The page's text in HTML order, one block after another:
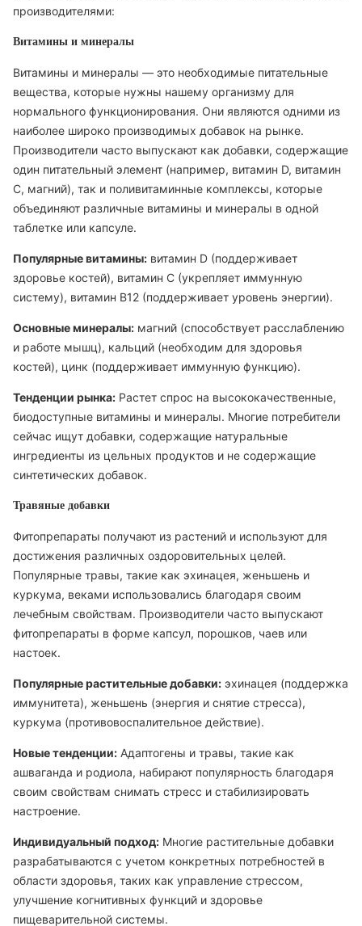
производителями:
Витамины и минералы
Витамины и минералы — это необходимые питательные
вещества, которые нужны нашему организму для
нормального функционирования. Они являются одними из
наиболее широко производимых добавок на рынке.
Производители часто выпускают как добавки, содержащие
один питательный элемент (например, витамин D, витамин
C, магний), так и поливитаминные комплексы, которые
объединяют различные витамины и минералы в одной
таблетке или капсуле.
Популярные витамины: витамин D (поддерживает
здоровье костей), витамин C (укрепляет иммунную
систему), витамин B12 (поддерживает уровень энергии).
Основные минералы: магний (способствует расслаблению
и работе мышц), кальций (необходим для здоровья
костей), цинк (поддерживает иммунную функцию).
Тенденции рынка: Растет спрос на высококачественные,
биодоступные витамины и минералы. Многие потребители
сейчас ищут добавки, содержащие натуральные
ингредиенты из цельных продуктов и не содержащие
синтетических добавок.
Травяные добавки
Фитопрепараты получают из растений и используют для
достижения различных оздоровительных целей.
Популярные травы, такие как эхинацея, женьшень и
куркума, веками использовались благодаря своим
лечебным свойствам. Производители часто выпускают
фитопрепараты в форме капсул, порошков, чаев или
настоек.
Популярные растительные добавки: эхинацея (поддержка
иммунитета), женьшень (энергия и снятие стресса),
куркума (противовоспалительное действие).
Новые тенденции: Адаптогены и травы, такие как
ашваганда и родиола, набирают популярность благодаря
своим свойствам снимать стресс и стабилизировать
настроение.
Индивидуальный подход: Многие растительные добавки
разрабатываются с учетом конкретных потребностей в
области здоровья, таких как управление стрессом,
улучшение когнитивных функций и здоровье
пищеварительной системы.